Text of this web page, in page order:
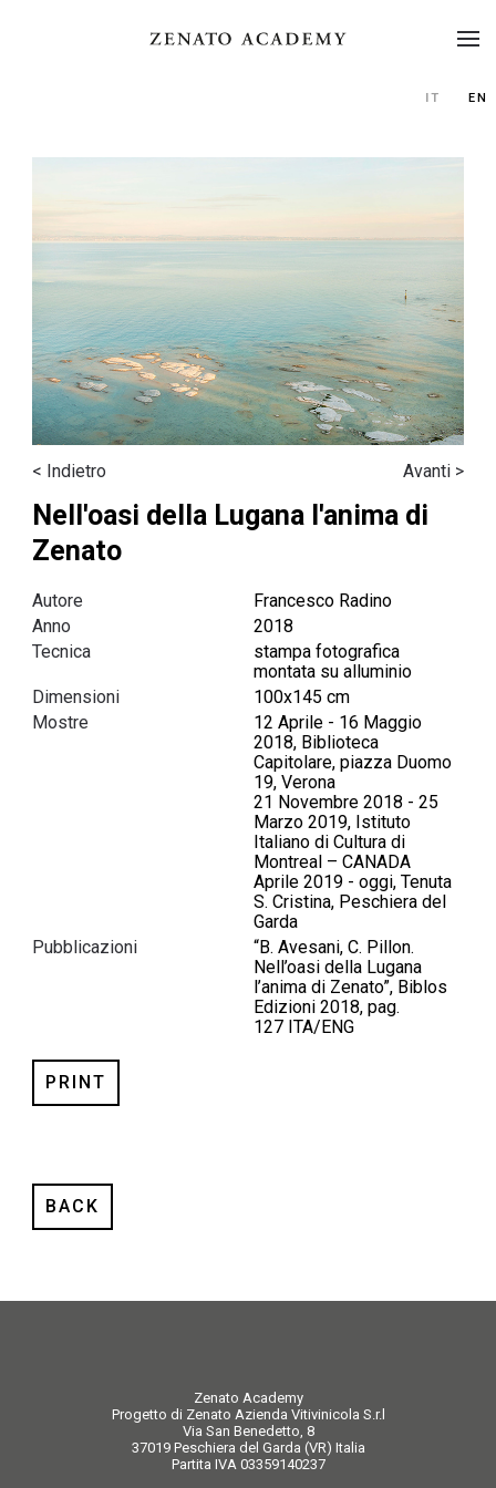
IT EN
< Indietro Avanti >
Nell'oasi della Lugana l'anima di
Zenato
Autore
Francesco Radino
Anno
2018
Tecnica
stampa fotografica
montata su alluminio
Dimensioni
100x145 cm
Mostre
12 Aprile - 16 Maggio
2018, Biblioteca
Capitolare, piazza Duomo
19, Verona
21 Novembre 2018 - 25
Marzo 2019, Istituto
Italiano di Cultura di
Montreal – CANADA
Aprile 2019 - oggi, Tenuta
S. Cristina, Peschiera del
Garda
Pubblicazioni
“B. Avesani, C. Pillon.
Nell’oasi della Lugana
l’anima di Zenato”, Biblos
Edizioni 2018, pag.
127 ITA/ENG
PRINT
BACK
Zenato Academy
Progetto di Zenato Azienda Vitivinicola S.r.l
Via San Benedetto, 8
37019 Peschiera del Garda (VR) Italia
Partita IVA 03359140237